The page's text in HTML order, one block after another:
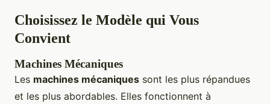
Choisissez le Modèle qui Vous
Convient
Machines Mécaniques
Les machines mécaniques sont les plus répandues
et les plus abordables. Elles fonctionnent à